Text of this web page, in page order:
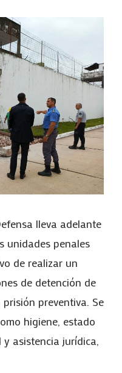
lleva adelante
unidades penales
de realizar un
de detención de
preventiva. Se
higiene, estado
asistencia jurídica,